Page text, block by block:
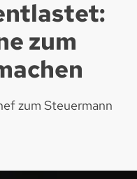
zum
zum Steuermann